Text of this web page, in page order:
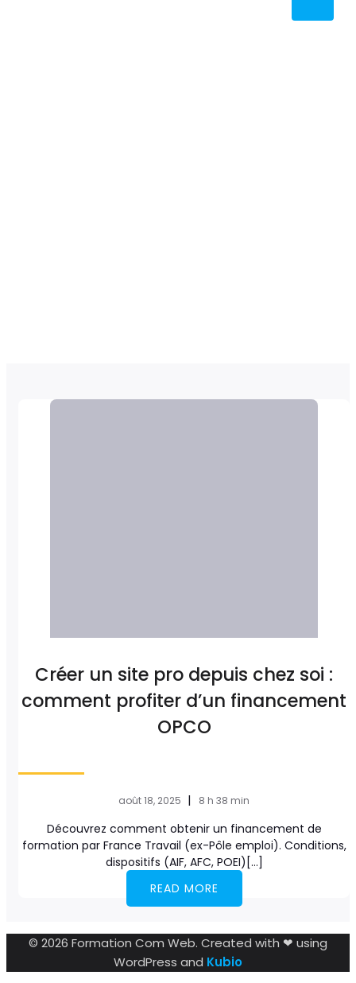
Créer un site pro depuis chez soi :
comment profiter d’un financement
OPCO
août 18, 2025 | 8 h 38 min
Découvrez comment obtenir un financement de
formation par France Travail (ex-Pôle emploi). Conditions,
dispositifs (AIF, AFC, POEI)[…]
READ MORE
© 2026 Formation Com Web. Created with ❤ using
WordPress and Kubio